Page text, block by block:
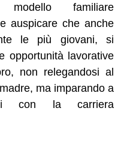
familiare
auspicare che anche
le più giovani, si
opportunità lavorative
non relegandosi al
ma imparando a
con la carriera